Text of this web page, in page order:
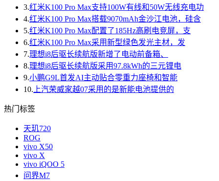
3.红米K100 Pro Max支持100W有线和50W无线充电功
4.红米K100 Pro Max搭载9070mAh金沙江电池，硅含
5.红米K100 Pro Max配置了185Hz高刷电竞屏，支
6.红米K100 Pro Max采用新型绿色发光主材，发
7.理想i8后驱长续航版新增了电动前备箱、
8.理想i8后驱长续航版采用97.8kWh的三元锂电
9.小鹏G9L首发AI主动贴合零重力座椅和智能
10. 上汽荣威家越07采用的是新能电池提供的
热门标签
天玑720
ROG
vivo X50
vivo X
vivo iQOO 5
问界M7